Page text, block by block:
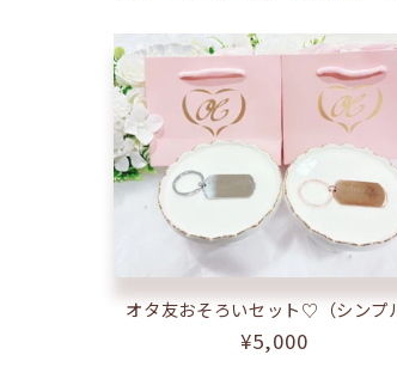
オタ友おそろいセット♡（シンプ
通
¥5,000